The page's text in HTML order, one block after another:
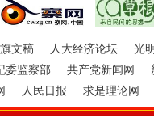
文稿 人大经济论坛
光
委监察部 共产党新闻网
人民日报 求是理论网